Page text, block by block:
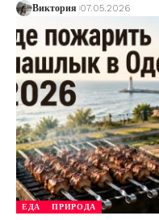
Виктория 07.05.2026
ЕДА ПРИРОДА